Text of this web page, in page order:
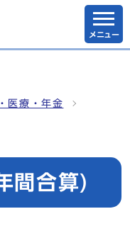
メニュー
医療・年金
間合算)